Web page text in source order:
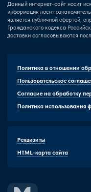
Данный интернет-сайт носит
информация носит
является публичной офертой,
Гражданского кодекса
доставки согласовываются
Политика в отношении
Пользовательское
Согласие на обработку
Политика использования
Реквизиты
HTML-карта сайта